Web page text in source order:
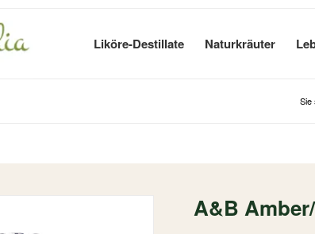
Liköre-Destillate Naturkräuter
Sie
A&B